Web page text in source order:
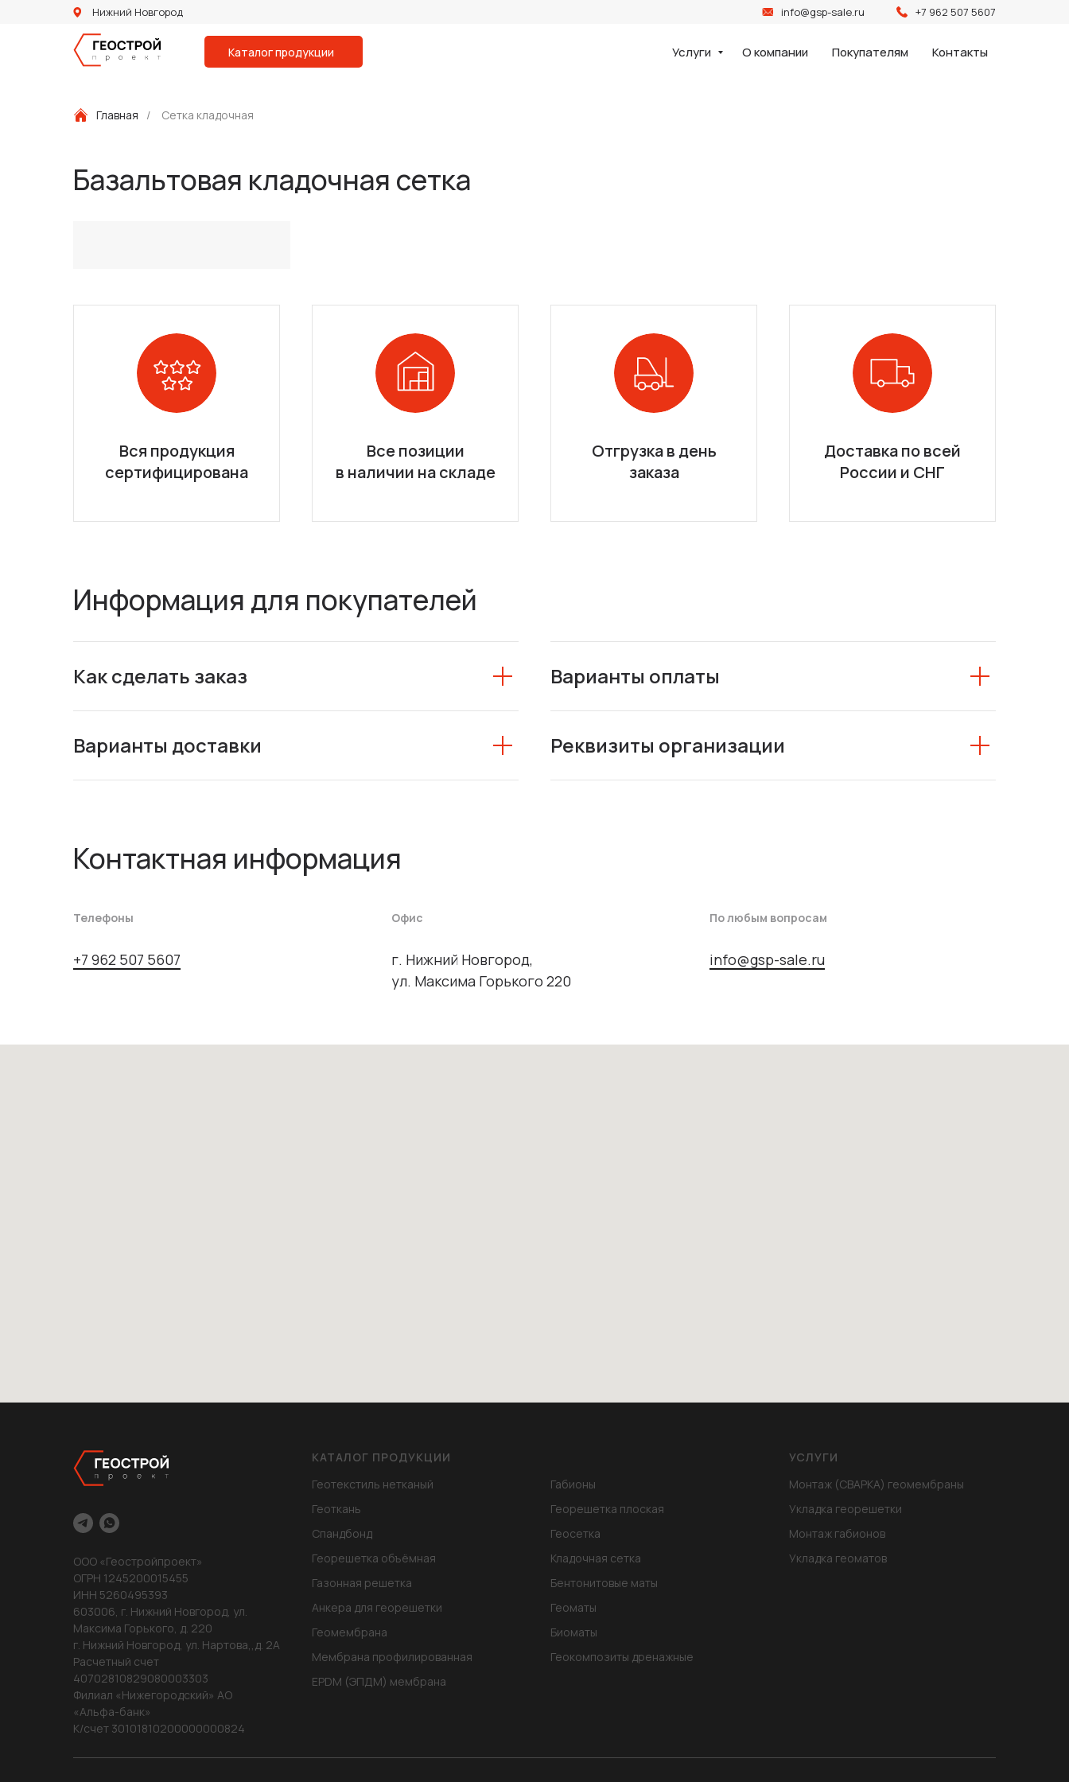
Нижний Новгород info@gsp-sale.ru +7 962 507 5607
Услуги О компании Покупателям Контакты
Каталог продукции
Главная / Сетка кладочная
Базальтовая кладочная сетка
Вся продукция
сертифицирована
Все позиции
в наличии на складе
Отгрузка в день
заказа
Доставка по всей
России и СНГ
Информация для покупателей
Как сделать заказ Варианты оплаты
Варианты доставки Реквизиты организации
Контактная информация
Телефоны
+7 962 507 5607
Офис
г. Нижний Новгород,
ул. Максима Горького 220
По любым вопросам
info@gsp-sale.ru
ООО «Геостройпроект»
ОГРН 1245200015455
ИНН 5260495393
603006, г. Нижний Новгород, ул.
Максима Горького, д. 220
г. Нижний Новгород, ул. Нартова,,д. 2А
Расчетный счет
40702810829080003303
Филиал «Нижегородский» АО
«Альфа-банк»
К/счет 30101810200000000824
КАТАЛОГ ПРОДУКЦИИ
Геотекстиль нетканый
Геоткань
Спандбонд
Георешетка объёмная
Газонная решетка
Анкера для георешетки
Геомембрана
Мембрана профилированная
EPDM (ЭПДМ) мембрана
Габионы
Георешетка плоская
Геосетка
Кладочная сетка
Бентонитовые маты
Геоматы
Биоматы
Геокомпозиты дренажные
УСЛУГИ
Монтаж (СВАРКА) геомембраны
Укладка георешетки
Монтаж габионов
Укладка геоматов